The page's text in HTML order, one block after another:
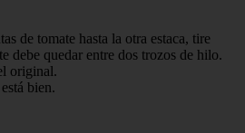
de tomate hasta la otra estaca, tire
debe quedar entre dos trozos de hilo.
original.
bien.